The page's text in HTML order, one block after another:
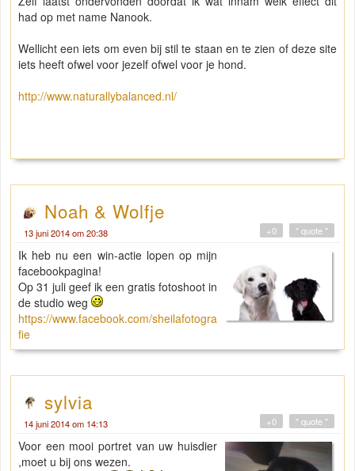
had op met name Nanook.
Wellicht een iets om even bij stil te staan en te zien of deze site
iets heeft ofwel voor jezelf ofwel voor je hond.
http://www.naturallybalanced.nl/
Noah & Wolfje
13 juni 2014 om 20:38 " quote "
+0
Ik heb nu een win-actie lopen op mijn
facebookpagina!
Op 31 juli geef ik een gratis fotoshoot in
de studio weg
https://www.facebook.com/sheilafotogra
fie
sylvia
14 juni 2014 om 14:13 " quote "
+0
Voor een mooi portret van uw huisdier
,moet u bij ons wezen.